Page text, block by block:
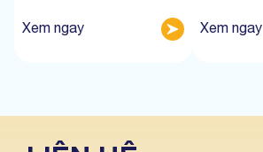
Xem ngay Xem ngay